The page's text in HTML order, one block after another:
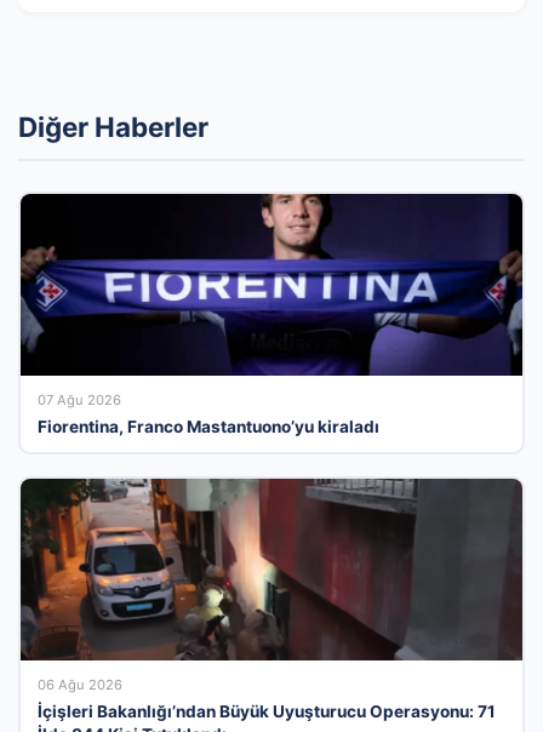
Diğer Haberler
07 Ağu 2026
Fiorentina, Franco Mastantuono’yu kiraladı
06 Ağu 2026
İçişleri Bakanlığı’ndan Büyük Uyuşturucu Operasyonu: 71